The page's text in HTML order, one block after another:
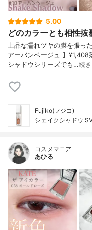
5.00
どのカラーとも相性
上品な濡れツヤの膜を張
アーバンベージュ 】¥1,408
シャドウシリーズでも…続
Fujiko(フジコ)
シェイクシャドウ
コスメマニア
あひる